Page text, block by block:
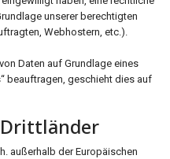
unserer berechtigten
Webhostern, etc.).
Daten auf Grundlage eines
beauftragen, geschieht dies auf
außerhalb der Europäischen